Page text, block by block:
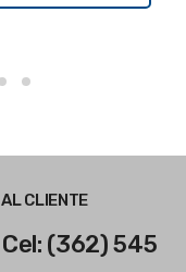
CLIENTE
Cel: (362) 545